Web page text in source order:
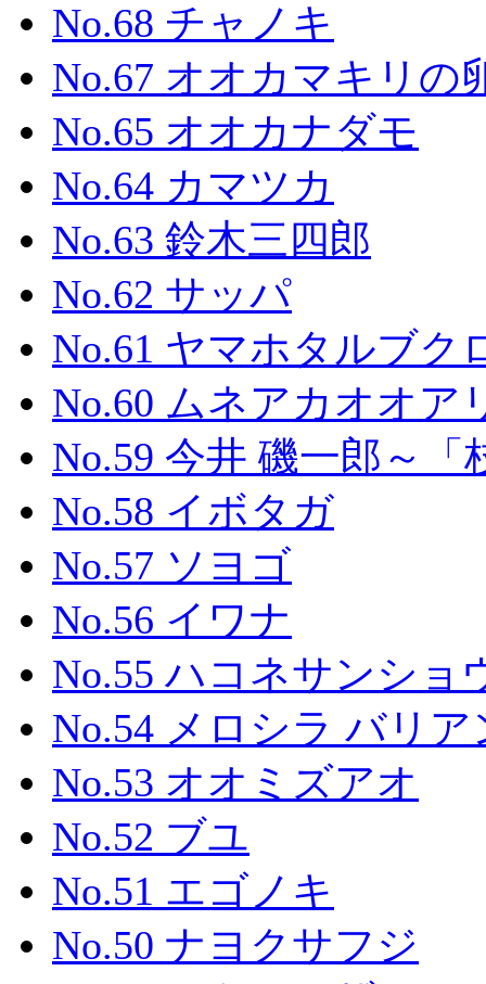
No.68 チャノキ
No.67 オオカマキリの
No.65 オオカナダモ
No.64 カマツカ
No.63 鈴木三四郎
No.62 サッパ
No.61 ヤマホタルブク
No.60 ムネアカオオア
No.59 今井 磯一郎～
No.58 イボタガ
No.57 ソヨゴ
No.56 イワナ
No.55 ハコネサンショ
No.54 メロシラ バリア
No.53 オオミズアオ
No.52 ブユ
No.51 エゴノキ
No.50 ナヨクサフジ